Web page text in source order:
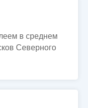
в среднем
Северного